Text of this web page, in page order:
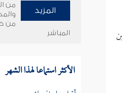
المزيد
من
من
المباشر
الأكثر استماعا لهذا الشهر